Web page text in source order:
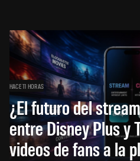
HACE 11 HORAS
¿El futuro del
entre Disney Plus y
videos de fans a la